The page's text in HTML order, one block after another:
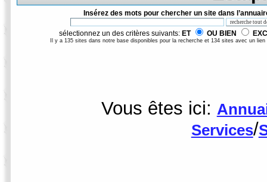
Insérez des mots pour chercher un site dans
sélectionnez un des critères suivants: ET OU BIEN
Il y a 135 sites dans notre base disponibles pour la recherche et 134 sites avec un lien
Vous êtes ici:
Services/